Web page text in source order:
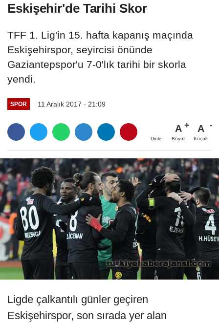
Eskişehir'de Tarihi Skor
TFF 1. Lig'in 15. hafta kapanış maçında
Eskişehirspor, seyircisi önünde
Gaziantepspor'u 7-0'lık tarihi bir skorla
yendi.
SPOR 11 Aralık 2017 - 21:09
Dinle
A
Büyüt
A
Küçült
Ligde çalkantılı günler geçiren
Eskişehirspor, son sırada yer alan